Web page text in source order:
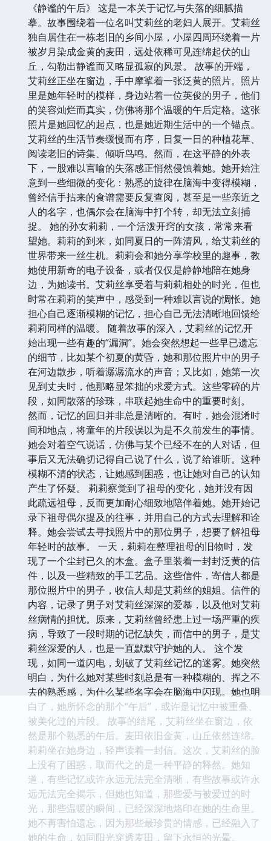
《静谧的午后》 这是一本关于记忆与失落的细腻描
摹。故事围绕着一位名叫艾莉丝的老妇人展开。艾莉丝
独自居住在一栋老旧的乡间小屋，小屋四周环绕着一片
被岁月染成金黄的麦田，远处依稀可见连绵起伏的山
丘，勾勒出静谧而又略显孤寂的风景。 故事的开端，
艾莉丝正坐在窗边，手中摩挲着一张泛黄的照片。照片
里是她年轻时的模样，身边站着一位英俊的男子，他们
的笑容灿烂而真实，仿佛将那个温暖的午后定格。这张
照片是她回忆的起点，也是她近期生活中的一个锚点。
艾莉丝的生活节奏缓慢而有序，日复一日的种植花草、
阅读老旧的诗集、倾听鸟鸣。然而，在这平静的外表
下，一股难以言喻的失落感正悄然侵蚀着她。她开始注
意到一些细微的变化：熟悉的旋律在脑海中变得模糊，
曾经信手拈来的食谱需要反复查阅，甚至是一些亲近之
人的名字，也偶尔会在脑海中打个转，却无法立刻捕
捉。 她的孙女莉莉，一个活泼开窍的女孩，常常来看
望她。莉莉的到来，如同夏日的一阵清风，给艾莉丝的
世界带来一丝生机。莉莉会和她分享学校里的趣事，教
她使用新奇的电子设备，或者仅仅是静静地陪在她身
边，为她读书。艾莉丝享受着与莉莉相处的时光，但也
时常在莉莉的笑声中，感受到一种难以言说的惆怅。她
担心自己逐渐模糊的记忆，担心自己无法清晰地回馈给
莉莉同样的温暖。 随着故事的深入，艾莉丝的记忆开
始出现一些有趣的“漏洞”。她会突然想起一些早已遗忘
的细节，比如某个初夏的黄昏，她和那位照片中的男子
在河边散步，听着潺潺流水的声音；又比如，她第一次
见到丈夫时，他那略显笨拙的求爱方式。这些零碎的片
段，如同散落的珍珠，串联起她生命中的重要时刻。
然而，记忆的回归并非总是清晰的。有时，她会混淆时
间和地点，将童年的片段误以为是不久前发生的事情。
她会对着空气说话，仿佛与某个已经不在的人对话，但
事后又无法确切记得自己说了什么，说了给谁听。这种
模糊不清的状态，让她感到困惑，也让她对自己的认知
产生了怀疑。 莉莉察觉到了祖母的变化，她并没有因
此疏远祖母，反而更加耐心细致地陪伴着她。她开始记
录下祖母偶尔提及的往事，并用自己的方式去理解和诠
释。她会尝试去寻找照片中的那位男子，想要了解祖母
年轻时的故事。 一天，莉莉在整理祖母的旧物时，发
现了一个尘封已久的木盒。盒子里装着一封封泛黄的信
件，以及一些精致的手工艺品。这些信件，寄信人都是
那位照片中的男子，收信人却是艾莉丝的姐姐。信件的
内容，记录了男子对艾莉丝深深的爱慕，以及他对艾莉
丝病情的担忧。原来，艾莉丝曾经患上过一场严重的疾
病，导致了一段时期的记忆缺失，而信中的男子，是艾
莉丝深爱的人，也是一直默默守护她的人。 这个发
现，如同一道闪电，划破了艾莉丝记忆的迷雾。她突然
明白，为什么她对某些时刻总是有一种模糊的、挥之不
去的熟悉感，为什么某些名字会在脑海中闪现。她也明
白了，她所怀念的那个“午后”，或许是记忆中被重叠、
被美化过的片段。 故事的结尾，艾莉丝坐在窗边，依
然是那个熟悉的午后。麦田依旧金黄，山丘依然连绵。
莉莉坐在她身边，轻声读着一封信。这次，艾莉丝的脸
上没有了困惑，取而代之的是一种平静的释然。她知
道，有些记忆或许永远无法完全清晰，有些故事或许永
远无法完全揭示，但她也知道，那些爱与被爱过的时
光，那些温暖的瞬间，已经深深地烙印在她的生命里。
她不再害怕遗忘，因为那些最珍贵的情感，已经融入了
她的生命，如同阳光穿透麦田，留下永恒的光晕。